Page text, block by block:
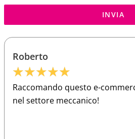
INVIA
Roberto
★★★★★
Raccomando questo e-
nel settore meccanico!